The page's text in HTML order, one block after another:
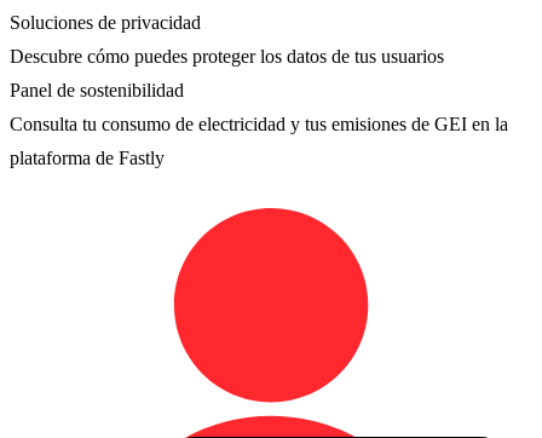
Soluciones de privacidad
Descubre cómo puedes proteger los datos de tus usuarios
Panel de sostenibilidad
Consulta tu consumo de electricidad y tus emisiones de GEI en la
plataforma de Fastly